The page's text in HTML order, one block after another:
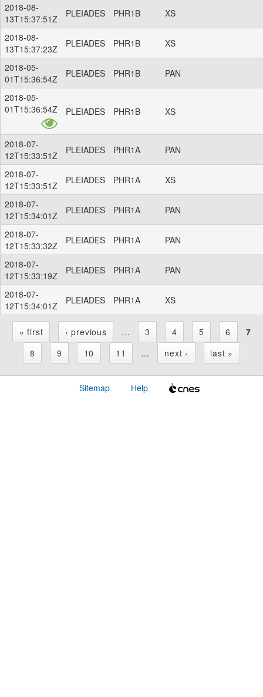
2018-08-
13T15:37:51Z
PLEIADES PHR1B XS
2018-08-
13T15:37:23Z
PLEIADES PHR1B XS
2018-05-
01T15:36:54Z
PLEIADES PHR1B PAN
2018-05-
01T15:36:54Z
PLEIADES PHR1B XS
2018-07-
12T15:33:51Z
PLEIADES PHR1A PAN
2018-07-
12T15:33:51Z
PLEIADES PHR1A XS
2018-07-
12T15:34:01Z
PLEIADES PHR1A PAN
2018-07-
12T15:33:32Z
PLEIADES PHR1A PAN
2018-07-
12T15:33:19Z
PLEIADES PHR1A PAN
2018-07-
12T15:34:01Z
PLEIADES PHR1A XS
« first ‹ previous … 3 4 5 6
7
8
9 10 11 … next › last »
Sitemap Help